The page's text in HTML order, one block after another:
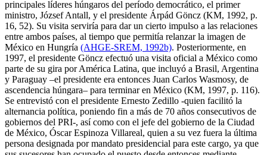
principales líderes húngaros del período democrático, el primer
ministro, József Antall, y el presidente Árpád Göncz (KM, 1992, p.
16, 52). Su visita serviría para dar un cierto impulso a las relaciones
entre ambos países, al tiempo que permitía relanzar la imagen de
México en Hungría (AHGE-SREM, 1992b). Posteriormente, en
1997, el presidente Göncz efectuó una visita oficial a México como
parte de su gira por América Latina, que incluyó a Brasil, Argentina
y Paraguay –el presidente era entonces Juan Carlos Wasmosy, de
ascendencia húngara– para terminar en México (KM, 1997, p. 116).
Se entrevistó con el presidente Ernesto Zedillo -quien facilitó la
alternancia política, poniendo fin a más de 70 años consecutivos de
gobiernos del PRI-, así como con el jefe del gobierno de la Ciudad
de México, Óscar Espinoza Villareal, quien a su vez fuera la última
persona designada por mandato presidencial para este cargo, ya que